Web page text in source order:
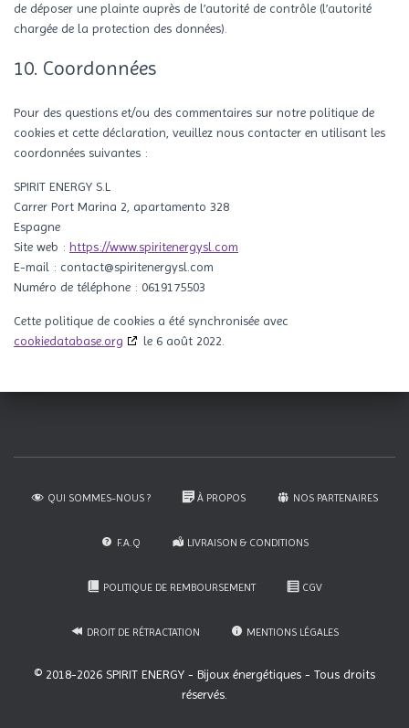
de déposer une plainte auprès de l’autorité de contrôle (l’autorité
chargée de la protection des données).
10. Coordonnées
Pour des questions et/ou des commentaires sur notre politique de
cookies et cette déclaration, veuillez nous contacter en utilisant les
coordonnées suivantes :
SPIRIT ENERGY S.L
Carrer Port Marina 2, apartamento 328
Espagne
Site web : https://www.spiritenergysl.com
E-mail : contact@spiritenergysl.com
Numéro de téléphone : 0619175503
Cette politique de cookies a été synchronisée avec
cookiedatabase.org
le 6 août 2022.
QUI SOMMES-NOUS ? À PROPOS NOS PARTENAIRES
F.A.Q LIVRAISON & CONDITIONS
POLITIQUE DE REMBOURSEMENT CGV
DROIT DE RÉTRACTATION MENTIONS LÉGALES
© 2018-2026 SPIRIT ENERGY - Bijoux énergétiques - Tous droits
réservés.